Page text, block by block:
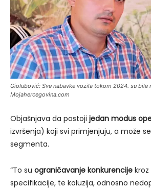
Giolubović: Sve nabavke vozila tokom 2024. su bile
Mojahercegovina.com
Objašnjava da postoji jedan modus
izvršenja) koji svi primjenjuju, a može
segmenta.
“To su ograničavanje konkurencije
specifikacije, te koluzija, odnosno